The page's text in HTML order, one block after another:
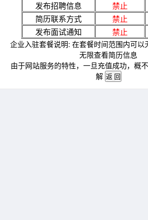
发布招聘信息
禁止
简历联系方式
禁止
发布面试通知
禁止
企业入驻套餐说明: 在套餐时间范围内可以
无限查看简历信息
由于网站服务的特性，一旦充值成功，概
解